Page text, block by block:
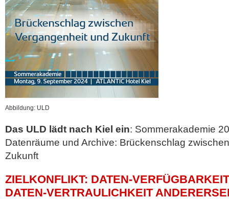
Abbildung: ULD
Das ULD lädt nach Kiel ein: Sommerakademie
Datenräume und Archive: Brückenschlag
Zukunft
ZIELKONFLIKT: DATEN-
DATEN-VERTRAULICHKEIT